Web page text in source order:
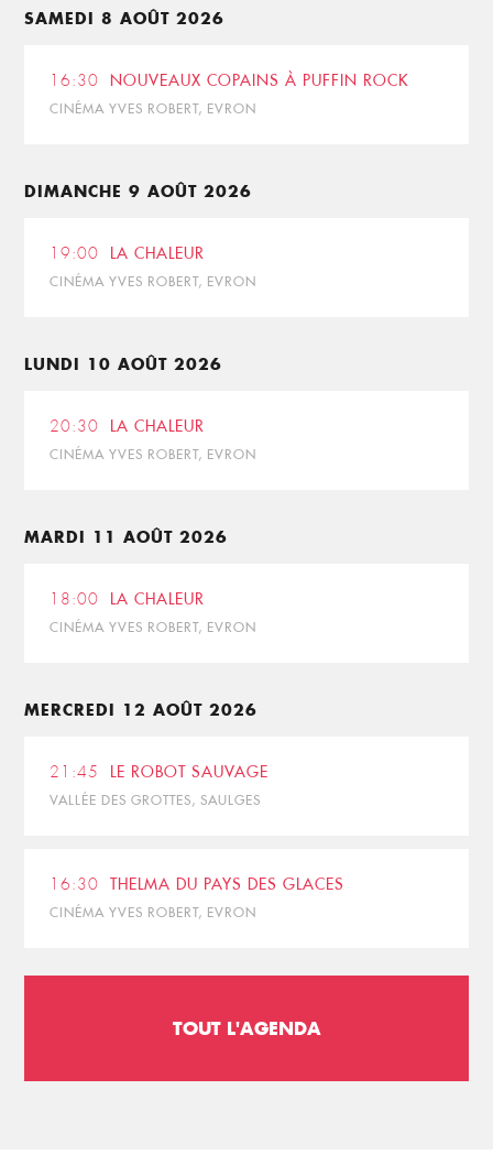
SAMEDI 8 AOÛT 2026
16:30 NOUVEAUX COPAINS À PUFFIN ROCK
CINÉMA YVES ROBERT, EVRON
DIMANCHE 9 AOÛT 2026
19:00 LA CHALEUR
CINÉMA YVES ROBERT, EVRON
LUNDI 10 AOÛT 2026
20:30 LA CHALEUR
CINÉMA YVES ROBERT, EVRON
MARDI 11 AOÛT 2026
18:00 LA CHALEUR
CINÉMA YVES ROBERT, EVRON
MERCREDI 12 AOÛT 2026
21:45 LE ROBOT SAUVAGE
VALLÉE DES GROTTES, SAULGES
16:30 THELMA DU PAYS DES GLACES
CINÉMA YVES ROBERT, EVRON
TOUT L'AGENDA